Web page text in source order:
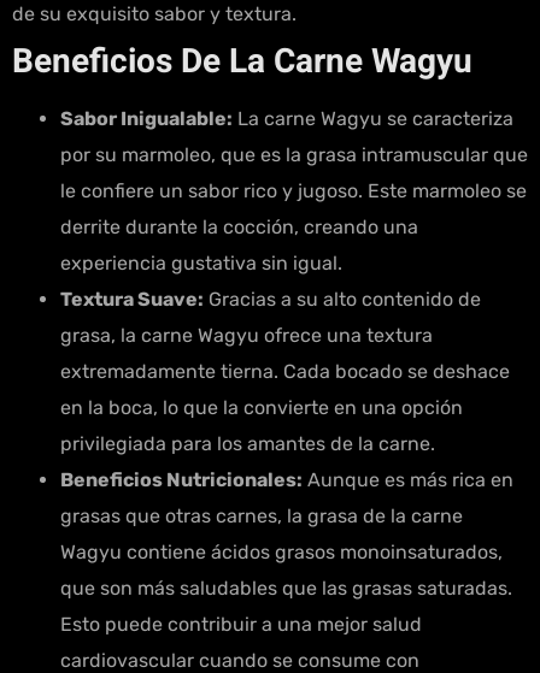
de su exquisito sabor y textura.
Beneficios De La Carne Wagyu
Sabor Inigualable: La carne Wagyu se caracteriza
por su marmoleo, que es la grasa intramuscular que
le confiere un sabor rico y jugoso. Este marmoleo se
derrite durante la cocción, creando una
experiencia gustativa sin igual.
Textura Suave: Gracias a su alto contenido de
grasa, la carne Wagyu ofrece una textura
extremadamente tierna. Cada bocado se deshace
en la boca, lo que la convierte en una opción
privilegiada para los amantes de la carne.
Beneficios Nutricionales: Aunque es más rica en
grasas que otras carnes, la grasa de la carne
Wagyu contiene ácidos grasos monoinsaturados,
que son más saludables que las grasas saturadas.
Esto puede contribuir a una mejor salud
cardiovascular cuando se consume con